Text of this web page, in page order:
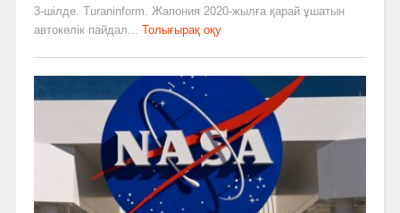
3-шілде. Turaninform. Жапония 2020-жылға қарай ұшатын
автокөлік пайдал...
Толығырақ оқу